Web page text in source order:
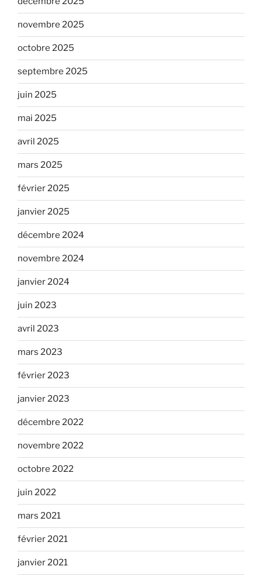
novembre 2025
octobre 2025
septembre 2025
juin 2025
mai 2025
avril 2025
mars 2025
février 2025
janvier 2025
décembre 2024
novembre 2024
janvier 2024
juin 2023
avril 2023
mars 2023
février 2023
janvier 2023
décembre 2022
novembre 2022
octobre 2022
juin 2022
mars 2021
février 2021
janvier 2021